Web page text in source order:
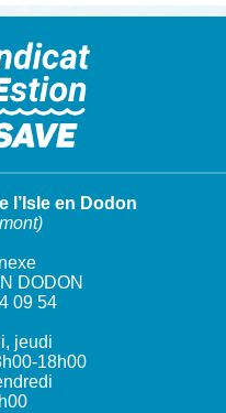
l’Isle en Dodon
DODON
09 54
jeudi
18h00